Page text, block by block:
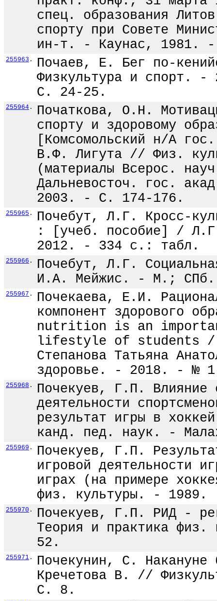
спец. образования
спорту при Совете
ин-т. - Каунас, 1981.
255963 .
Почаев, Е. Бег по-
Физкультура и
С. 24-25.
255964 .
Початкова, О.Н.
спорту и здоровому
[Комсомольский н/А
В.Ф. Лигута // Физ.
(материалы Всерос.
Дальневосточ. гос.
2003. - С. 174-176.
255965 .
Почебут, Л.Г. Кросс-
: [учеб. пособие] /
2012. - 334 с.: табл.
255966 .
Почебут, Л.Г.
И.А. Мейжис. - М.;
255967 .
Почекаева, Е.И.
компонент здорового
nutrition is an
lifestyle of students /
Степанова Татьяна
здоровье. - 2018. - №
255968 .
Почекуев, Г.П. Влияние
деятельности
результат игры в
канд. пед. наук. -
255969 .
Почекуев, Г.П.
игровой деятельности
играх (на примере
физ. культуры. -
255970 .
Почекуев, Г.П. РИД -
Теория и практика
52.
255971 .
Почекунин, С.
Кречетова В. //
С. 8.